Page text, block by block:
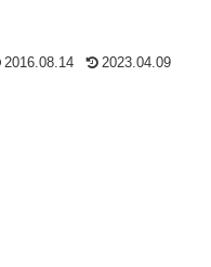
2016.08.14 2023.04.09